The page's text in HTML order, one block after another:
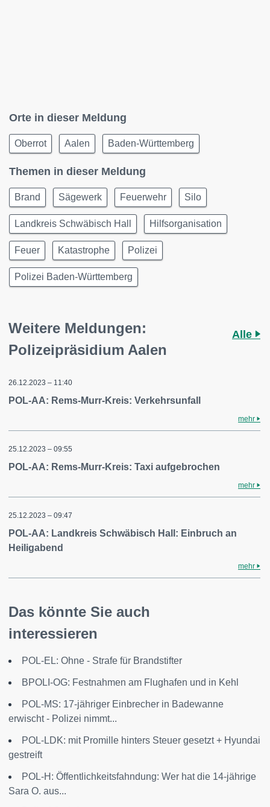
Orte in dieser Meldung
Oberrot Aalen Baden-Württemberg
Themen in dieser Meldung
Brand Sägewerk Feuerwehr Silo
Landkreis Schwäbisch Hall Hilfsorganisation
Feuer Katastrophe Polizei
Polizei Baden-Württemberg
Weitere Meldungen:
Polizeipräsidium Aalen
Alle
26.12.2023 – 11:40
POL-AA: Rems-Murr-Kreis: Verkehrsunfall
mehr
25.12.2023 – 09:55
POL-AA: Rems-Murr-Kreis: Taxi aufgebrochen
mehr
25.12.2023 – 09:47
POL-AA: Landkreis Schwäbisch Hall: Einbruch an
Heiligabend
mehr
Das könnte Sie auch
interessieren
POL-EL: Ohne - Strafe für Brandstifter
BPOLI-OG: Festnahmen am Flughafen und in Kehl
POL-MS: 17-jähriger Einbrecher in Badewanne
erwischt - Polizei nimmt...
POL-LDK: mit Promille hinters Steuer gesetzt + Hyundai
gestreift
POL-H: Öffentlichkeitsfahndung: Wer hat die 14-jährige
Sara O. aus...